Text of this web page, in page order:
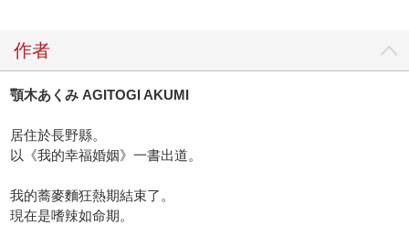
作者
顎木あくみ AGITOGI AKUMI
居住於長野縣。
以《我的幸福婚姻》一書出道。
我的蕎麥麵狂熱期結束了。
現在是嗜辣如命期。